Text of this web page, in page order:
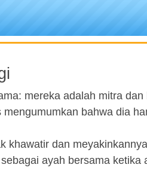
mereka adalah mitra
bahwa dia
khawatir dan
ayah bersama ketika